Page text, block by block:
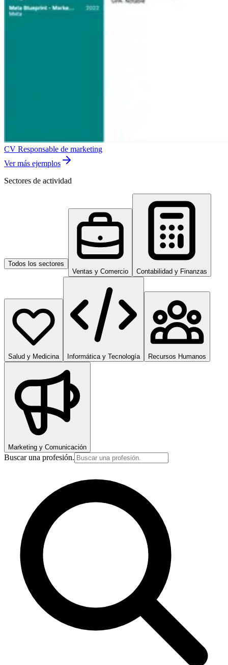
CV Responsable de marketing
Ver más ejemplos
Sectores de actividad
Todos los sectores
Ventas y Comercio
Contabilidad y Finanzas
Salud y Medicina Informática y Tecnología Recursos Humanos
Marketing y Comunicación
Buscar una profesión.